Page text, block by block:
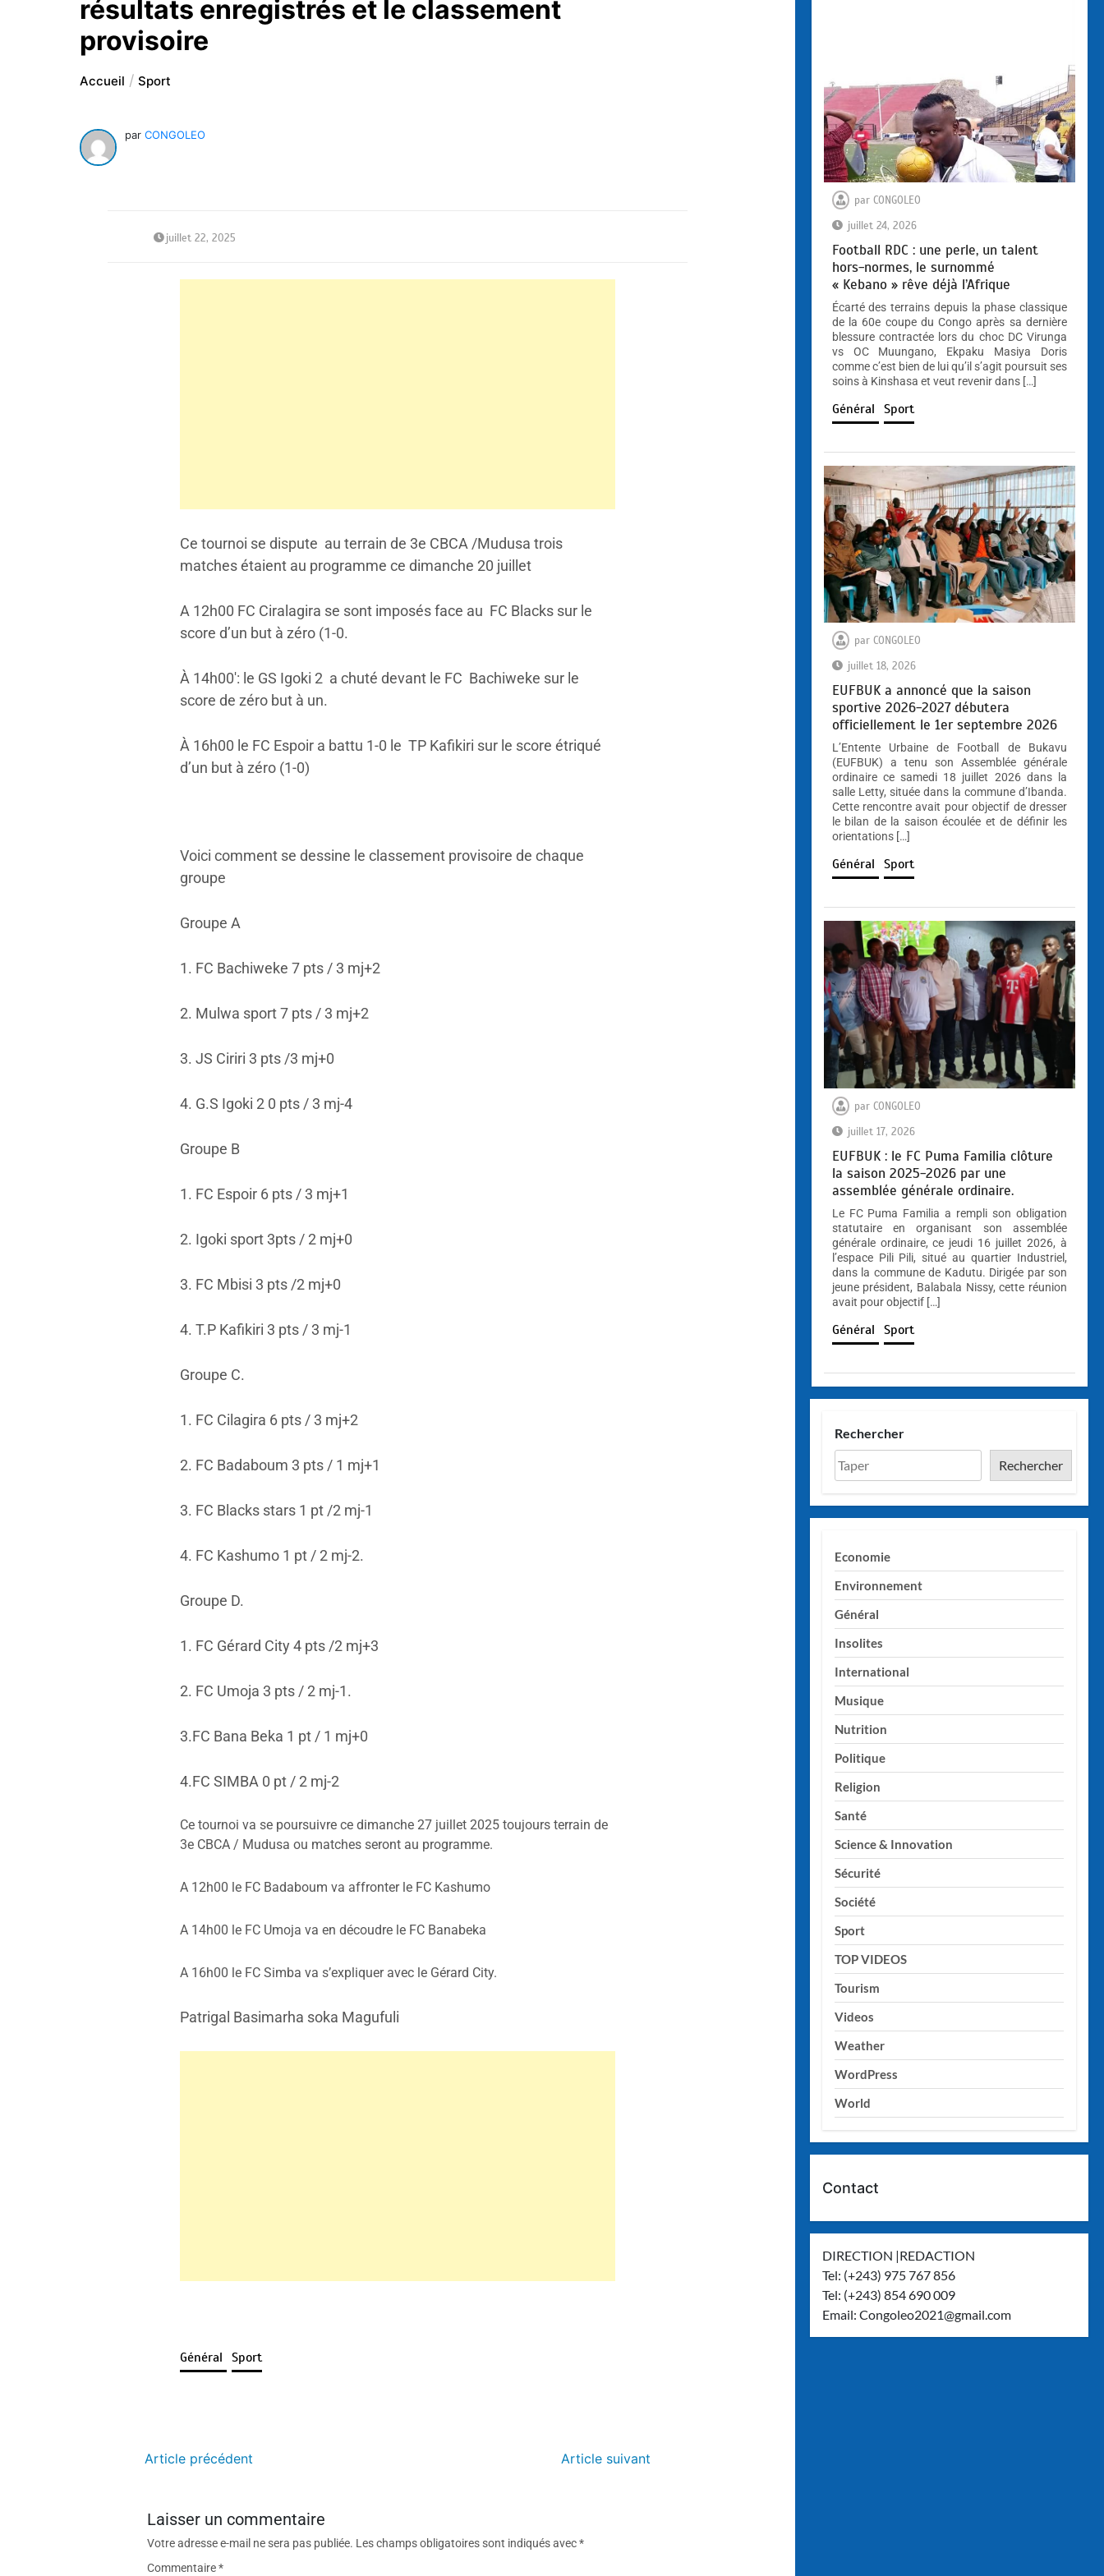
résultats enregistrés et le classement
provisoire
Accueil Sport
par CONGOLEO
juillet 22, 2025
Ce tournoi se dispute au terrain de 3e CBCA /Mudusa trois
matches étaient au programme ce dimanche 20 juillet
A 12h00 FC Ciralagira se sont imposés face au FC Blacks sur le
score d’un but à zéro (1-0.
À 14h00′: le GS Igoki 2 a chuté devant le FC Bachiweke sur le
score de zéro but à un.
À 16h00 le FC Espoir a battu 1-0 le TP Kafikiri sur le score étriqué
d’un but à zéro (1-0)
Voici comment se dessine le classement provisoire de chaque
groupe
Groupe A
1. FC Bachiweke 7 pts / 3 mj+2
2. Mulwa sport 7 pts / 3 mj+2
3. JS Ciriri 3 pts /3 mj+0
4. G.S Igoki 2 0 pts / 3 mj-4
Groupe B
1. FC Espoir 6 pts / 3 mj+1
2. Igoki sport 3pts / 2 mj+0
3. FC Mbisi 3 pts /2 mj+0
4. T.P Kafikiri 3 pts / 3 mj-1
Groupe C.
1. FC Cilagira 6 pts / 3 mj+2
2. FC Badaboum 3 pts / 1 mj+1
3. FC Blacks stars 1 pt /2 mj-1
4. FC Kashumo 1 pt / 2 mj-2.
Groupe D.
1. FC Gérard City 4 pts /2 mj+3
2. FC Umoja 3 pts / 2 mj-1.
3.FC Bana Beka 1 pt / 1 mj+0
4.FC SIMBA 0 pt / 2 mj-2
Ce tournoi va se poursuivre ce dimanche 27 juillet 2025 toujours terrain de
3e CBCA / Mudusa ou matches seront au programme.
A 12h00 le FC Badaboum va affronter le FC Kashumo
A 14h00 le FC Umoja va en découdre le FC Banabeka
A 16h00 le FC Simba va s’expliquer avec le Gérard City.
Patrigal Basimarha soka Magufuli
Général Sport
Article précédent Article suivant
Laisser un commentaire
Votre adresse e-mail ne sera pas publiée. Les champs obligatoires sont indiqués avec*
Commentaire*
par CONGOLEO
juillet 24, 2026
Football RDC : une perle, un talent
hors-normes, le surnommé
« Kebano » rêve déjà l’Afrique
Écarté des terrains depuis la phase classique
de la 60e coupe du Congo après sa dernière
blessure contractée lors du choc DC Virunga
vs OC Muungano, Ekpaku Masiya Doris
comme c’est bien de lui qu’il s’agit poursuit ses
soins à Kinshasa et veut revenir dans […]
Général Sport
par CONGOLEO
juillet 18, 2026
EUFBUK a annoncé que la saison
sportive 2026-2027 débutera
officiellement le 1er septembre 2026
L’Entente Urbaine de Football de Bukavu
(EUFBUK) a tenu son Assemblée générale
ordinaire ce samedi 18 juillet 2026 dans la
salle Letty, située dans la commune d’Ibanda.
Cette rencontre avait pour objectif de dresser
le bilan de la saison écoulée et de définir les
orientations […]
Général Sport
par CONGOLEO
juillet 17, 2026
EUFBUK : le FC Puma Familia clôture
la saison 2025-2026 par une
assemblée générale ordinaire.
Le FC Puma Familia a rempli son obligation
statutaire en organisant son assemblée
générale ordinaire, ce jeudi 16 juillet 2026, à
l’espace Pili Pili, situé au quartier Industriel,
dans la commune de Kadutu. Dirigée par son
jeune président, Balabala Nissy, cette réunion
avait pour objectif […]
Général Sport
Rechercher
Rechercher
Economie
Environnement
Général
Insolites
International
Musique
Nutrition
Politique
Religion
Santé
Science & Innovation
Sécurité
Société
Sport
TOP VIDEOS
Tourism
Videos
Weather
WordPress
World
Contact
DIRECTION |REDACTION
Tel: (+243) 975 767 856
Tel: (+243) 854 690 009
Email:Congoleo2021@gmail.com